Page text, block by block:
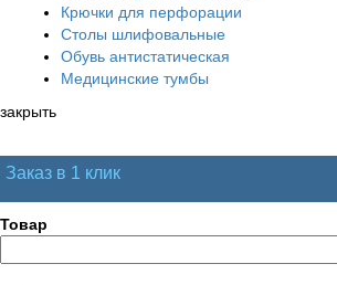
Крючки для перфорации
Столы шлифовальные
Обувь антистатическая
Медицинские тумбы
закрыть
Заказ в 1 клик
Товар